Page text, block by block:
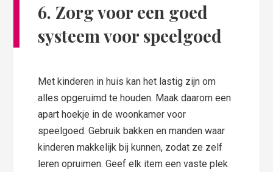
6. Zorg voor een goed
systeem voor speelgoed
Met kinderen in huis kan het lastig zijn om
alles opgeruimd te houden. Maak daarom een
apart hoekje in de woonkamer voor
speelgoed. Gebruik bakken en manden waar
kinderen makkelijk bij kunnen, zodat ze zelf
leren opruimen. Geef elk item een vaste plek